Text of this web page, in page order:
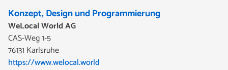
Konzept, Design und Programmierung
WeLocal World AG
CAS-Weg 1-5
76131 Karlsruhe
https://www.welocal.world